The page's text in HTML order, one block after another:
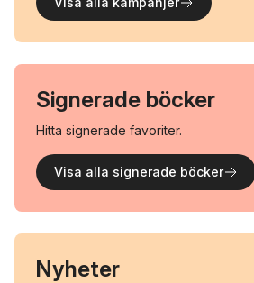
Signerade böcker
Hitta signerade favoriter.
Visa alla signerade böcker
Nyheter